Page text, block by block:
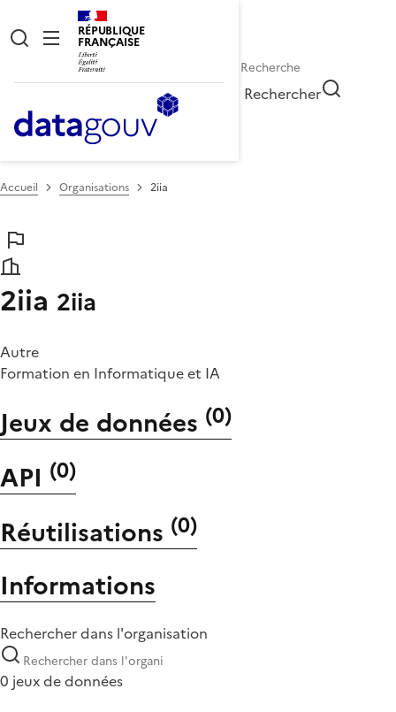
RÉPUBLIQUE
FRANÇAISE
Rechercher
Accueil Organisations 2iia
2iia 2iia
Autre
Formation en Informatique et IA
Jeux de données (0)
API (0)
Réutilisations (0)
Informations
Rechercher dans l'organisation
0 jeux de données